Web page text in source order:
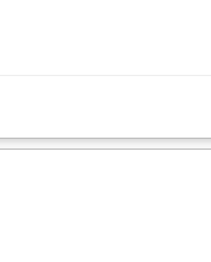
sprzedażowych,